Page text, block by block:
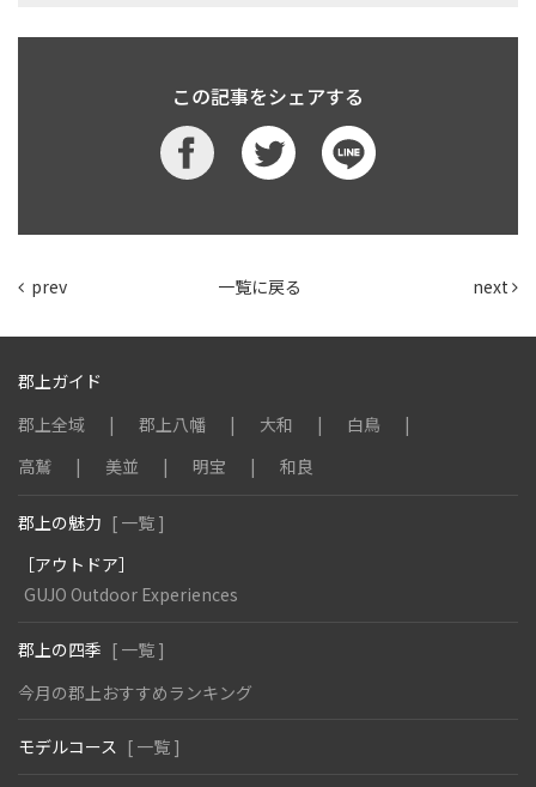
この記事をシェアする
prev 一覧に戻る next
郡上ガイド
郡上全域
郡上八幡 大和
白鳥
高鷲
美並 明宝 和良
郡上の魅力 [ 一覧 ]
［アウトドア］
GUJO Outdoor Experiences
郡上の四季 [ 一覧 ]
今月の郡上おすすめランキング
モデルコース [ 一覧 ]